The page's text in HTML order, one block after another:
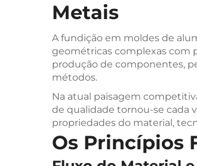
Metais
A fundição em moldes de
geométricas complexas com
produção de componentes,
métodos.
Na atual paisagem
de qualidade tornou-se cada
propriedades do material,
Os Princípios